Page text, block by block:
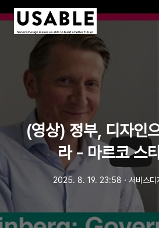
(영상) 정부, 디자인
라 - 마르코 스
2025. 8. 19. 23:58 ㆍ 서비스